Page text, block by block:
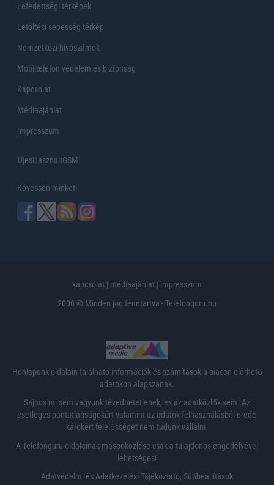
Lefedettségi térképek
Letöltési sebesség térkép
Nemzetközi hívószámok
Mobiltelefon védelem és biztonság
Kapcsolat
Médiaajánlat
Impresszum
UjesHasznaltGSM
Kövessen minket!
kapcsolat | médiaajánlat | impresszum
2000 © Minden jog fenntartva - Telefonguru.hu
Honlapunk oldalain található információk és számítások a piacon elérhető
adatokon alapszanak.
Sajnos mi sem vagyunk tévedhetetlenek, és az adatközlők sem. Az
esetleges pontatlanságokért valamint az adatok felhasználásból eredő
károkért felelősséget nem tudunk vállalni.
A Telefonguru oldalainak másodközlése csak a tulajdonos engedélyével
lehetséges!
Adatvédelmi és Adatkezelési Tájékoztató, Sütibeállítások